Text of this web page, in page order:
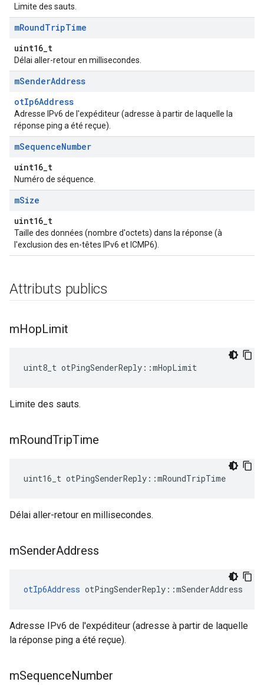
Limite des sauts.
mRoundTripTime
uint16_t
Délai aller-retour en millisecondes.
mSenderAddress
otIp6Address
Adresse IPv6 de l'expéditeur (adresse à partir de laquelle la
réponse ping a été reçue).
mSequenceNumber
uint16_t
Numéro de séquence.
mSize
uint16_t
Taille des données (nombre d'octets) dans la réponse (à
l'exclusion des en-têtes IPv6 et ICMP6).
Attributs publics
mHopLimit
uint8_t otPingSenderReply ::mHopLimit
Limite des sauts.
mRoundTripTime
uint16_t otPingSenderReply ::mRoundTripTime
Délai aller-retour en millisecondes.
mSenderAddress
otIp6Address otPingSenderReply ::mSenderAddress
Adresse IPv6 de l'expéditeur (adresse à partir de laquelle
la réponse ping a été reçue).
mSequenceNumber